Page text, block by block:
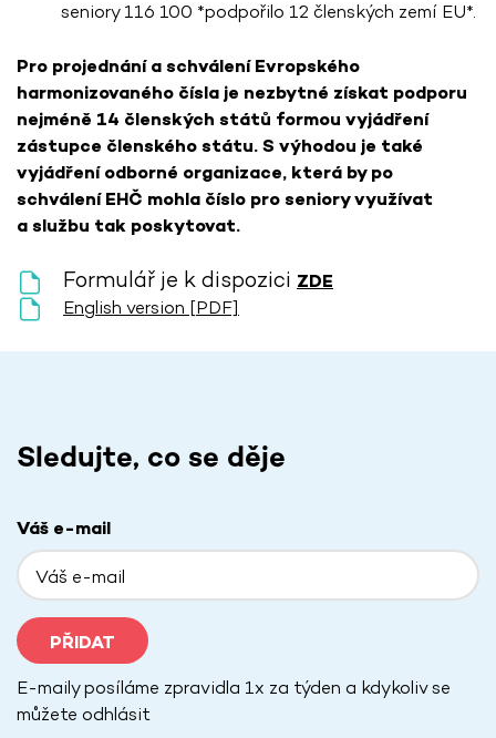
seniory 116 100 *podpořilo 12 členských zemí EU*.
Pro projednání a schválení Evropského
harmonizovaného čísla je nezbytné získat podporu
nejméně 14 členských států formou vyjádření
zástupce členského státu. S výhodou je také
vyjádření odborné organizace, která by po
schválení EHČ mohla číslo pro seniory využívat
a službu tak poskytovat.
Formulář je k dispozici ZDE
English version [PDF]
Sledujte, co se děje
Váš e-mail
PŘIDAT
E-maily posíláme zpravidla 1x za týden a kdykoliv se
můžete odhlásit